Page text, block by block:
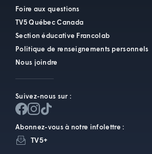
Foire aux questions
TV5 Québec Canada
Section éducative Francolab
Politique de renseignements personnels
Nous joindre
Suivez-nous sur :
Abonnez-vous à notre infolettre :
TV5+